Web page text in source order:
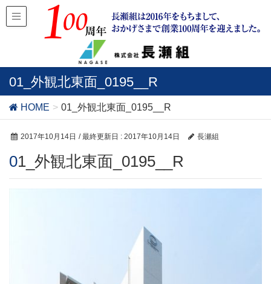
01_外観北東面_0195__R
HOME 01_外観北東面_0195__R
2017年10月14日 / 最終更新日 : 2017年10月14日 長瀬組
01_外観北東面_0195__R